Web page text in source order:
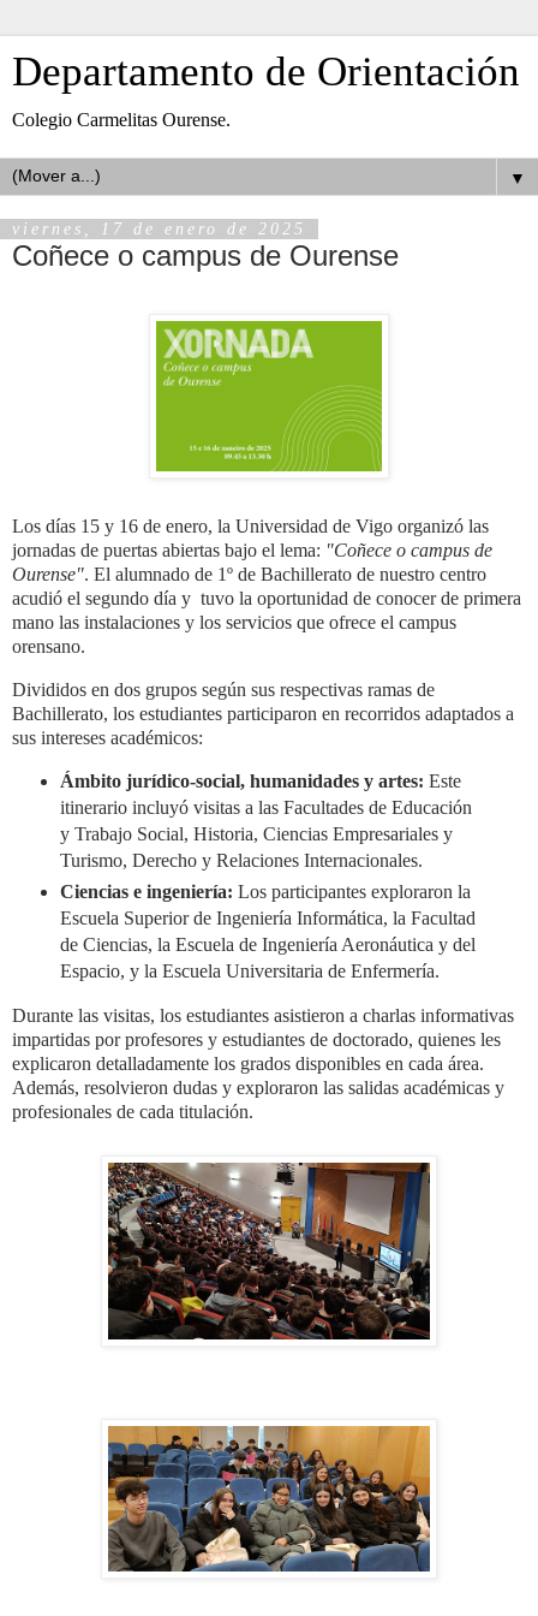
Departamento de Orientación
Colegio Carmelitas Ourense.
▼
viernes, 17 de enero de 2025
Coñece o campus de Ourense
Los días 15 y 16 de enero, la Universidad de Vigo organizó las
jornadas de puertas abiertas bajo el lema: "Coñece o campus de
Ourense". El alumnado de 1º de Bachillerato de nuestro centro
acudió el segundo día y tuvo la oportunidad de conocer de primera
mano las instalaciones y los servicios que ofrece el campus
orensano.
Divididos en dos grupos según sus respectivas ramas de
Bachillerato, los estudiantes participaron en recorridos adaptados a
sus intereses académicos:
Ámbito jurídico-social, humanidades y artes: Este
itinerario incluyó visitas a las Facultades de Educación
y Trabajo Social, Historia, Ciencias Empresariales y
Turismo, Derecho y Relaciones Internacionales.
Ciencias e ingeniería: Los participantes exploraron la
Escuela Superior de Ingeniería Informática, la Facultad
de Ciencias, la Escuela de Ingeniería Aeronáutica y del
Espacio, y la Escuela Universitaria de Enfermería.
Durante las visitas, los estudiantes asistieron a charlas informativas
impartidas por profesores y estudiantes de doctorado, quienes les
explicaron detalladamente los grados disponibles en cada área.
Además, resolvieron dudas y exploraron las salidas académicas y
profesionales de cada titulación.